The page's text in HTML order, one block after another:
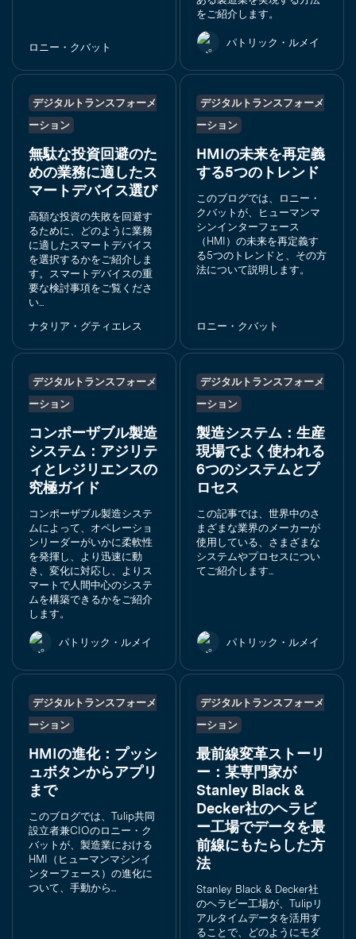
ロニー・クバット
をご紹介します。
パトリック・ルメイ
デジタルトランスフォーメ
ーション
無駄な投資回避のた
めの業務に適したス
マートデバイス選び
高額な投資の失敗を回避す
るために、どのように業務
に適したスマートデバイス
を選択するかをご紹介しま
す。スマートデバイスの重
要な検討事項をご覧くださ
い...
ナタリア・グティエレス
デジタルトランスフォーメ
ーション
HMIの未来を再定義
する5つのトレンド
このブログでは、ロニー・
クバットが、ヒューマンマ
シンインターフェース
（HMI）の未来を再定義す
る5つのトレンドと、その方
法について説明します。
ロニー・クバット
デジタルトランスフォーメ
ーション
コンポーザブル製造
システム：アジリテ
ィとレジリエンスの
究極ガイド
コンポーザブル製造システ
ムによって、オペレーショ
ンリーダーがいかに柔軟性
を発揮し、より迅速に動
き、変化に対応し、よりス
マートで人間中心のシステ
ムを構築できるかをご紹介
します。
パトリック・ルメイ
デジタルトランスフォーメ
ーション
製造システム：生産
現場でよく使われる
6つのシステムとプ
ロセス
この記事では、世界中のさ
まざまな業界のメーカーが
使用している、さまざまな
システムやプロセスについ
てご紹介します...
パトリック・ルメイ
デジタルトランスフォーメ
ーション
HMIの進化：プッシ
ュボタンからアプリ
まで
このブログでは、Tulip共同
設立者兼CIOのロニー・ク
バットが、製造業における
HMI（ヒューマンマシンイ
ンターフェース）の進化に
ついて、手動から...
デジタルトランスフォーメ
ーション
最前線変革ストーリ
ー：某専門家が
Stanley Black &
Decker社のヘラビ
ー工場でデータを最
前線にもたらした方
法
Stanley Black & Decker社
のヘラビー工場が、Tulipリ
アルタイムデータを活用す
ることで、どのようにモダ